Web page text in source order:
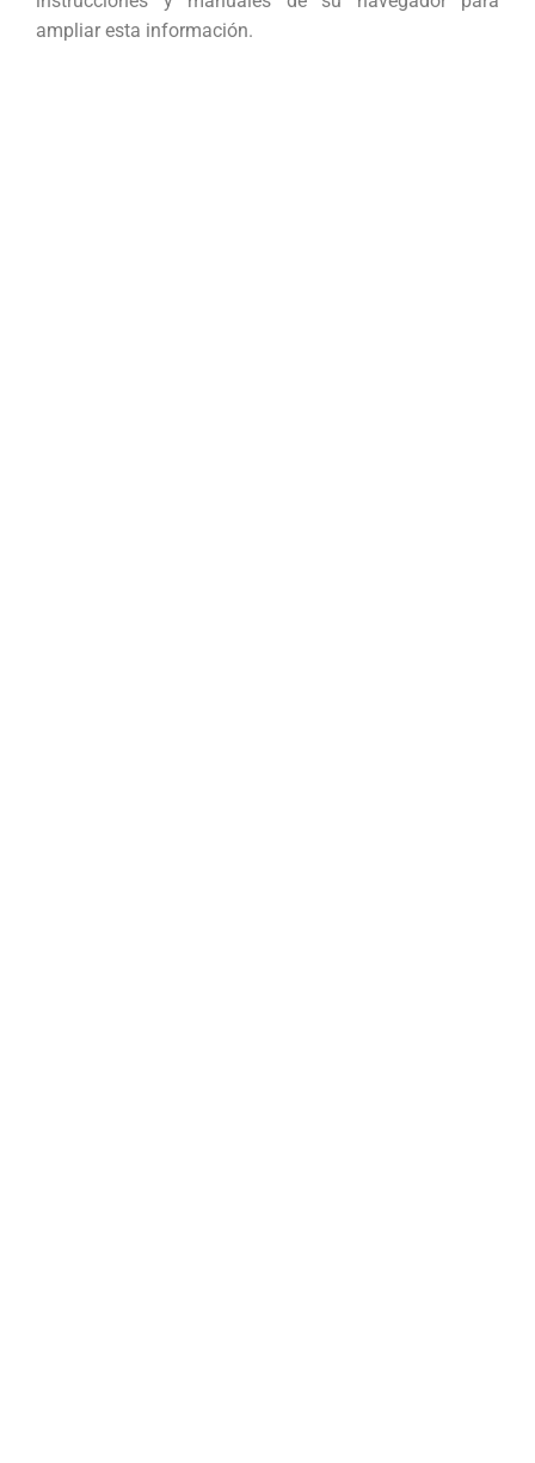
ampliar esta información.